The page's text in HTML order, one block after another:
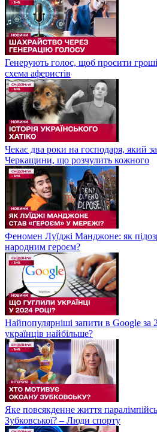
Генерують голос, щоб просити
схема аферистів
Чекає два роки на господаря, який
Черкащини, що розчулить кожного
Феномен Луїджі Манджоне: як
народним героєм?
Найпопулярніші запити в Google за
українців найбільше?
Яке повсякденне життя
Зубковської? – Люди спорту